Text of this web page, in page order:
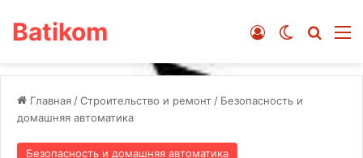
Batikom Switch skin
Войти
Главная /Строительство и ремонт / Безопасность и
домашняя автоматика
Безопасность и домашняя автоматика